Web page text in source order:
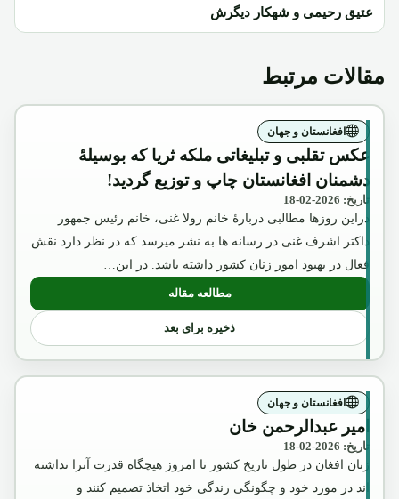
عتیق رحیمی و شهکار دیگرش
مقالات مرتبط
افغانستان و جهان
عکس تقلبی و تبلیغاتی ملکه ثریا که بوسیلۀ
دشمنان افغانستان چاپ و توزیع گردید!
تاریخ: 2026-02-18
دراین روزها مطالبی دربارۀ خانم رولا غنی، خانم رئیس جمهور
داکتر اشرف غنی در رسانه ها به نشر میرسد که در نظر دارد نقش
فعال در بهبود امور زنان کشور داشته باشد. در این…
مطالعه مقاله: عکس تقلبی و تبلیغاتی ملکه ثریا که
ذخیره برای بعد
افغانستان و جهان
امیر عبدالرحمن خان
تاریخ: 2026-02-18
زنان افغان در طول تاریخ کشور تا امروز هیچگاه قدرت آنرا نداشته
اند در مورد خود و چگونگی زندگی خود اتخاذ تصمیم کنند و